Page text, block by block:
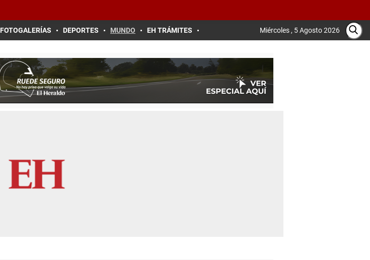
FOTOGALERÍAS DEPORTES MUNDO EH TRÁMITES Miércoles , 5 Agosto 2026